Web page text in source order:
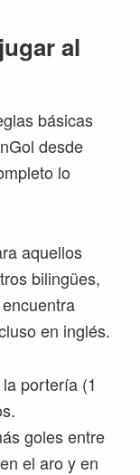
al
básicas
desde
lo
aquellos
bilingües,
en inglés.
portería (1
goles entre
el aro y en